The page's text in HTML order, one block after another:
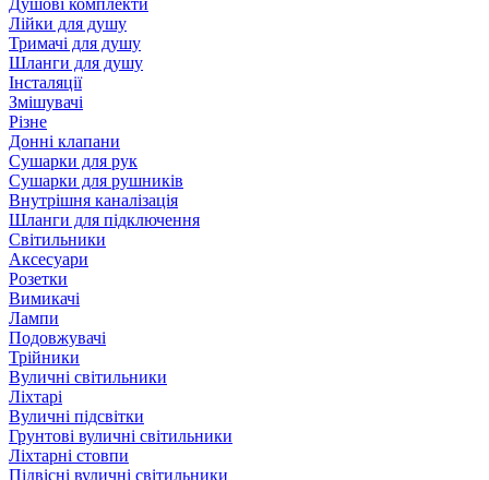
Душові комплекти
Лійки для душу
Тримачі для душу
Шланги для душу
Інсталяції
Змішувачі
Різне
Донні клапани
Сушарки для рук
Сушарки для рушників
Внутрішня каналізація
Шланги для підключення
Світильники
Аксесуари
Розетки
Вимикачі
Лампи
Подовжувачі
Трійники
Вуличні світильники
Ліхтарі
Вуличні підсвітки
Грунтові вуличні світильники
Ліхтарні стовпи
Підвісні вуличні світильники